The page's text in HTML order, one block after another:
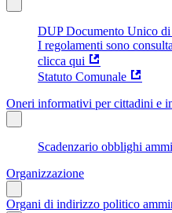
DUP Documento Unico di
I regolamenti sono
clicca qui
Statuto Comunale
Oneri informativi per cittadini e
Scadenzario obblighi
Organizzazione
Organi di indirizzo politico